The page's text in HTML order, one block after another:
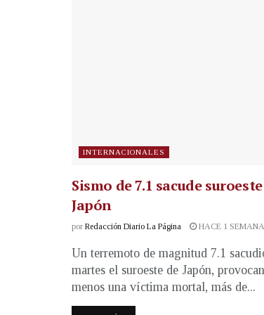
INTERNACIONALES
Sismo de 7.1 sacude
Japón
por Redacción Diario La Página HACE 1 SEMANA
Un terremoto de magnitud 7.1
martes el suroeste de Japón,
menos una víctima mortal, más de...